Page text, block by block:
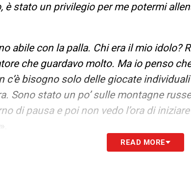
è stato un privilegio per me potermi
abile con la palla. Chi era il mio idolo?
che guardavo molto. Ma io penso
c’è bisogno solo delle giocate
Sono stato un po’ sulle montagne
di pausa e poi non vedo l’ora di
».
READ MORE